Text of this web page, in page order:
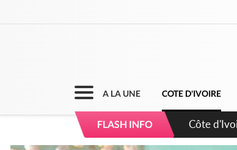
A LA UNE COTE D'IVOIRE
FLASH INFO
Côte